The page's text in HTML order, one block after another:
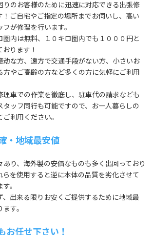
りのお客様のために迅速に対応できる出張修
！ご自宅やご指定の場所までお伺いし、高い
が修理を行います。
圏内は無料、１０キロ圏内でも１０００円と
ります！
劫な方、遠方で交通手段がない方、小さいお
方やご高齢の方など多くの方に気軽にご利用
理車での作業を徹底し、駐車代の請求なども
タッフ同行も可能ですので、お一人暮らしの
利用ください。
・地域最安値
り、海外製の安価なものも多く出回っており
らを使用すると逆に本体の品質を劣化させて
。
、出来る限りお安くご提供するために地域最
す。
お任せ下さい！